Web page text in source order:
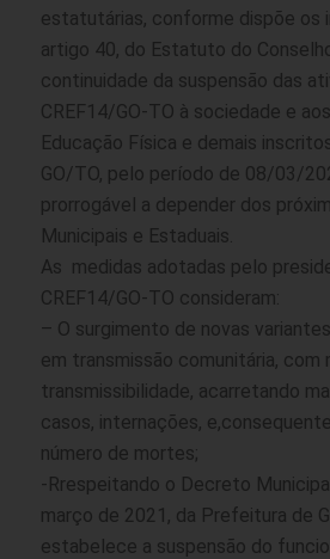
estatutárias, conforme dispõe os
artigo 40, do Estatuto do
continuidade da suspensão das
CREF14/GO-TO à sociedade e
Educação Física e demais
GO/TO, pelo período de 08/03/
prorrogável a depender dos
Municipais e Estaduais.
As medidas adotadas pelo
CREF14/GO-TO consideram:
– O surgimento de novas
em transmissão comunitária, com
transmissibilidade, acarretando
casos, internações,
número de mortes;
-Rrespeitando o Decreto
março de 2021, da Prefeitura de
estabelece a suspensão do